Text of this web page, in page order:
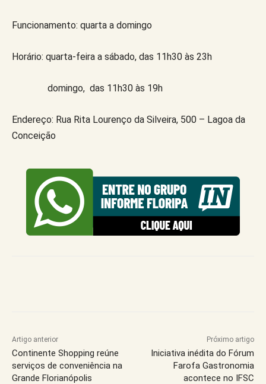
Funcionamento: quarta a domingo
Horário: quarta-feira a sábado, das 11h30 às 23h
domingo, das 11h30 às 19h
Endereço: Rua Rita Lourenço da Silveira, 500 – Lagoa da
Conceição
Artigo anterior
Continente Shopping reúne
serviços de conveniência na
Grande Florianópolis
Próximo artigo
Iniciativa inédita do Fórum
Farofa Gastronomia
acontece no IFSC